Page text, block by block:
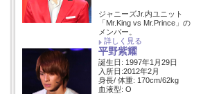
ジャニーズJr.内ユニット
「Mr.King vs Mr.Prince」の
メンバー。
詳しく見る
平野紫耀
誕生日: 1997年1月29日
入所日:2012年2月
身長/ 体重: 170cm/62kg
血液型: O